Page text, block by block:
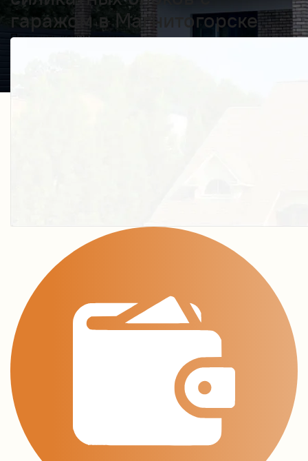
гаражом в Магнитогорске
Получить косультацию